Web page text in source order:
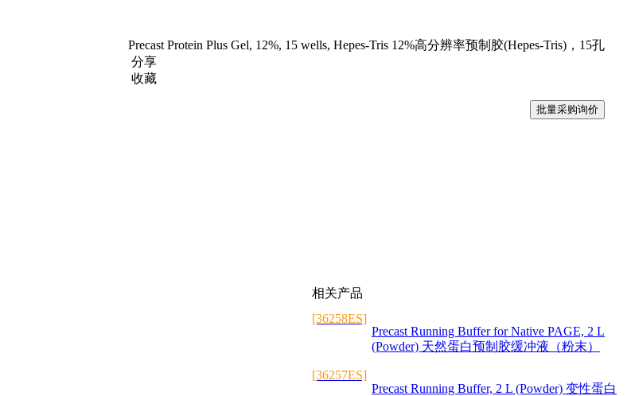
Precast Protein Plus Gel, 12%, 15 wells, Hepes-Tris 12%高分辨率预制胶(Hepes-Tris)，15孔
分享
收藏
批量采购询价
相关产品
[36258ES]
Precast Running Buffer for Native PAGE, 2 L
(Powder) 天然蛋白预制胶缓冲液（粉末）
[36257ES]
Precast Running Buffer, 2 L (Powder) 变性蛋白